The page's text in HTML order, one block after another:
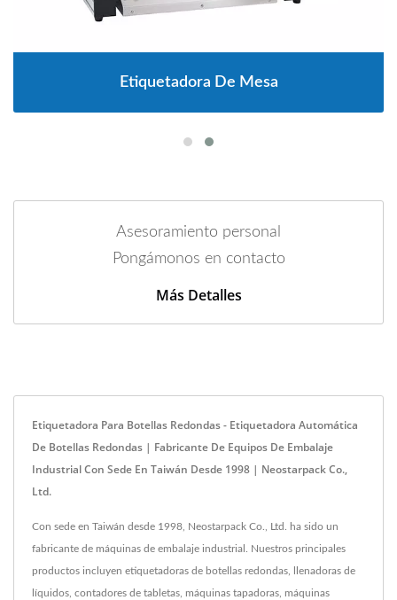
Etiquetadora De Mesa
Asesoramiento personal
Pongámonos en contacto
Más Detalles
Etiquetadora Para Botellas Redondas - Etiquetadora Automática
De Botellas Redondas | Fabricante De Equipos De Embalaje
Industrial Con Sede En Taiwán Desde 1998 | Neostarpack Co.,
Ltd.
Con sede en Taiwán desde 1998, Neostarpack Co., Ltd. ha sido un
fabricante de máquinas de embalaje industrial. Nuestros principales
productos incluyen etiquetadoras de botellas redondas, llenadoras de
líquidos, contadores de tabletas, máquinas tapadoras, máquinas